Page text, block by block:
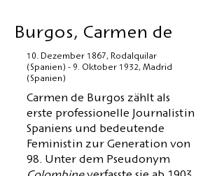
Burgos, Carmen de
10. Dezember 1867, Rodalquilar
(Spanien) - 9. Oktober 1932, Madrid
(Spanien)
Carmen de Burgos zählt als
erste professionelle Journalistin
Spaniens und bedeutende
Feministin zur Generation von
98. Unter dem Pseudonym